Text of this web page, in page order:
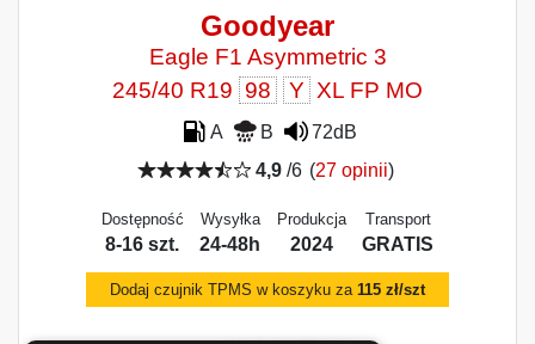
Goodyear
Eagle F1 Asymmetric 3
245/40 R19 98 Y XL FP MO
A B
72dB
4,9/6 (27 opinii)
Dostępność
8-16 szt.
Wysyłka
24-48h
Produkcja
2024
Transport
GRATIS
Dodaj czujnik TPMS w koszyku za 115 zł/szt